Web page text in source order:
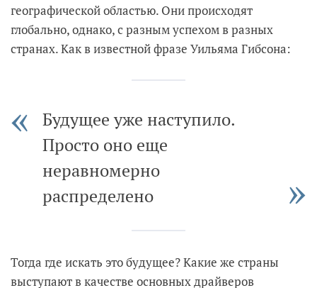
географической областью. Они происходят
глобально, однако, с разным успехом в разных
странах. Как в известной фразе Уильяма Гибсона:
Будущее уже наступило.
Просто оно еще
неравномерно
распределено
Тогда где искать это будущее? Какие же страны
выступают в качестве основных драйверов